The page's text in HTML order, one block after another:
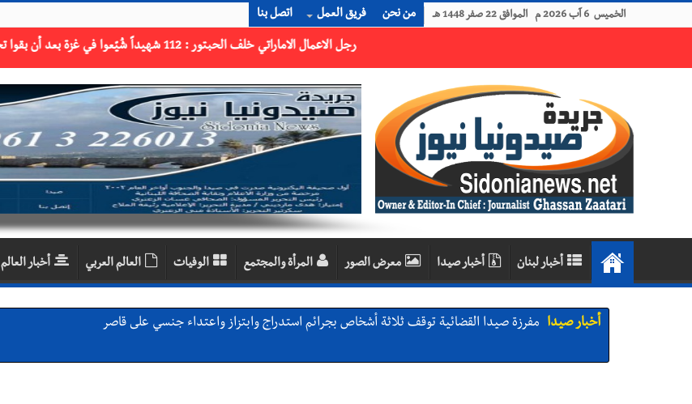
الخميس 6 آب 2026 م الموافق 22 صفر 1448 هـ من نحن فريق العمل اتصل بنا
أخبار لبنان أخبار صيدا معرض الصور المرأة والمجتمع الوفيات العالم العربي أخبار العالم
أخبار صيدا مفرزة صيدا القضائية توقف ثلاثة أشخاص بجرائم استدراج وابتزاز واعتداء جنسي على قاصر